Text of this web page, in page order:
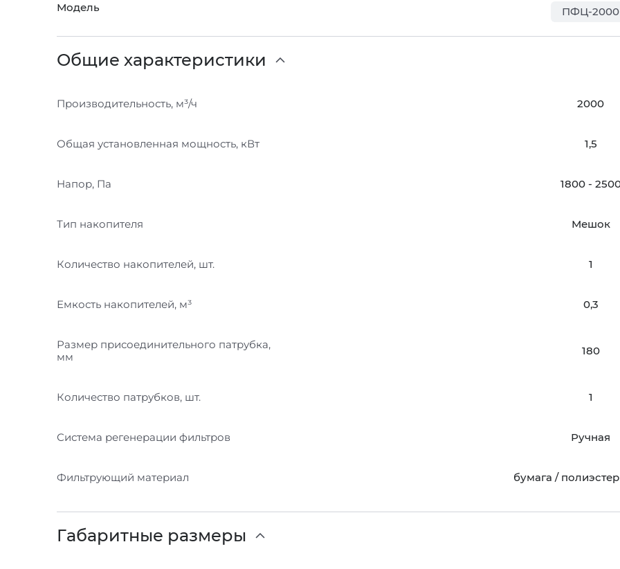
Модель ПФЦ-2000
Общие характеристики
Производительность, м³/ч 2000
Общая установленная мощность, кВт 1,5
Напор, Па 1800 -
Тип накопителя Мешок
Количество накопителей, шт. 1
Емкость накопителей, м³ 0,3
Размер присоединительного патрубка,
мм
180
Количество патрубков, шт. 1
Система регенерации фильтров Ручная
Фильтрующий материал бумага /
Габаритные размеры